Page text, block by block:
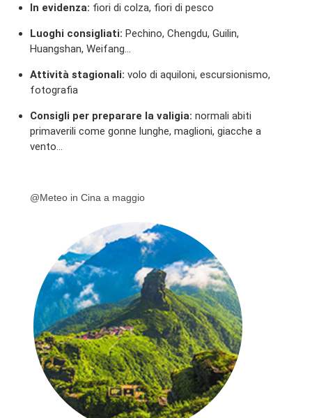
In evidenza: fiori di colza, fiori di pesco
Luoghi consigliati: Pechino, Chengdu, Guilin,
Huangshan, Weifang…
Attività stagionali: volo di aquiloni, escursionismo,
fotografia
Consigli per preparare la valigia: normali abiti
primaverili come gonne lunghe, maglioni, giacche a
vento…
@Meteo in Cina a maggio